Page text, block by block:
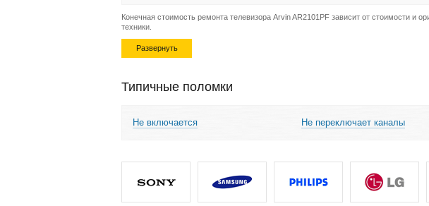
Конечная стоимость ремонта телевизора Arvin AR2101PF зависит от стоимости и
техники.
Развернуть
Типичные поломки
Не включается Не переключает каналы